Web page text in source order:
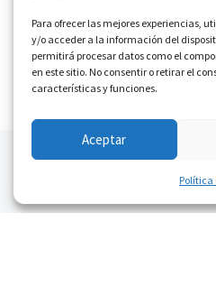
Para ofrecer las mejores experiencias,
y/o acceder a la información del
permitirá procesar datos como el
en este sitio. No consentir o retirar el
características y funciones.
Aceptar
Política